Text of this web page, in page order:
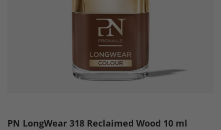
PN LongWear 318 Reclaimed Wood 10 ml